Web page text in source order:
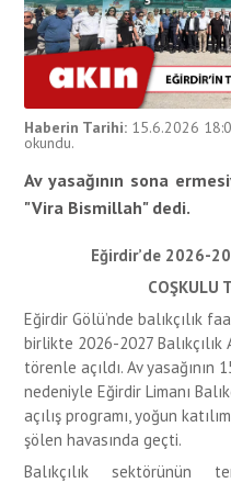
Haberin Tarihi: 15.6.2026
okundu.
Av yasağının sona
"Vira Bismillah" dedi.
Eğirdir’de 2026-
COŞKULU
Eğirdir Gölü’nde balıkçılık
birlikte 2026-2027
törenle açıldı. Av yasağının
nedeniyle Eğirdir Limanı
açılış programı, yoğun
şölen havasında geçti.
Balıkçılık sektörünün